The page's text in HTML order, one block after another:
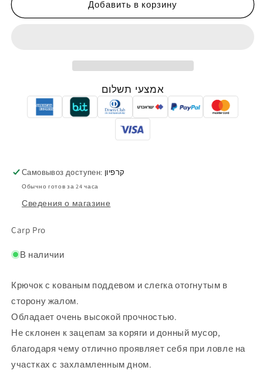
Добавить в корзину
אמצעי תשלום
Самовывоз доступен: קרפיון
Обычно готов за 24 часа
Сведения о магазине
Carp Pro
В наличии
Крючок с кованым поддевом и слегка отогнутым в
сторону жалом.
Обладает очень высокой прочностью.
Не склонен к зацепам за коряги и донный мусор,
благодаря чему отлично проявляет себя при ловле на
участках с захламленным дном.